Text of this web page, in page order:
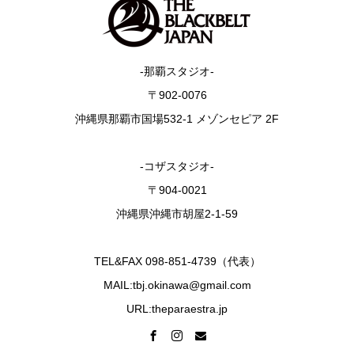
-那覇スタジオ-
〒902-0076
沖縄県那覇市国場532-1 メゾンセピア 2F
-コザスタジオ-
〒904-0021
沖縄県沖縄市胡屋2-1-59
TEL&FAX 098-851-4739（代表）
MAIL:tbj.okinawa@gmail.com
URL:theparaestra.jp